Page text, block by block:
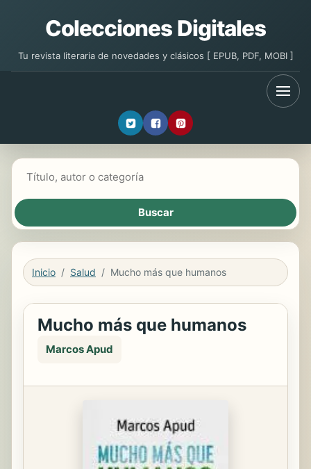
Colecciones Digitales
Tu revista literaria de novedades y clásicos [ EPUB, PDF, MOBI ]
Inicio Salud Mucho más que humanos
Mucho más que humanos
Marcos Apud